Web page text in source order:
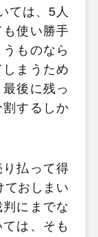
ては、5人
使い勝手
ものなら
まうため
後に残っ
するしか
払って得
ておしまい
にまでな
は、そも